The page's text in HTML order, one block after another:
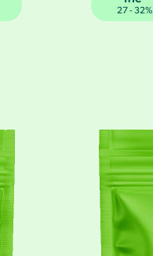
27 - 32%